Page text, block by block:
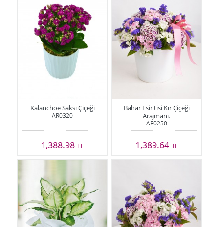
Kalanchoe Saksı Çiçeği
AR0320
1,388.98TL
Bahar Esintisi Kır Çiçeği
Arajmanı.
AR0250
1,389.64 TL